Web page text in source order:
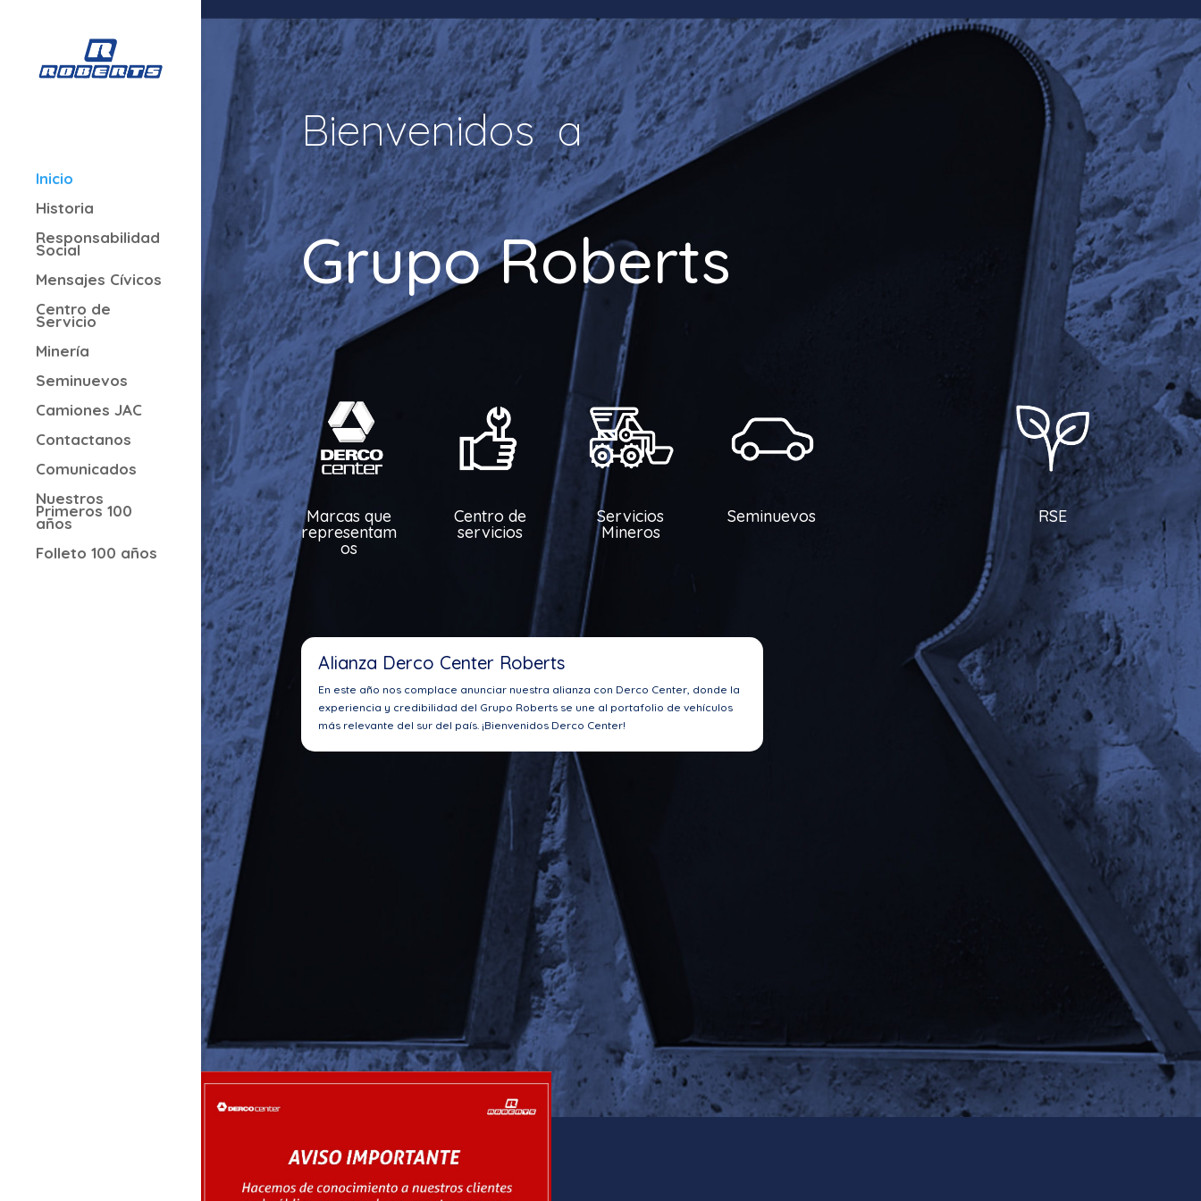
Inicio
Historia
Responsabilidad
Social
Mensajes Cívicos
Centro de
Servicio
Minería
Seminuevos
Camiones JAC
Contactanos
Comunicados
Nuestros
Primeros 100
años
Folleto 100 años
Bienvenidos a
Grupo Roberts
Marcas que
representam
os
Centro de
servicios
Servicios
Mineros
Seminuevos RSE
Alianza Derco Center Roberts
En este año nos complace anunciar nuestra alianza con Derco Center, donde la
experiencia y credibilidad del Grupo Roberts se une al portafolio de vehículos
más relevante del sur del país. ¡Bienvenidos Derco Center!